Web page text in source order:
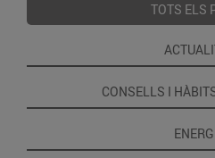
TOTS ELS
CONSELLS I